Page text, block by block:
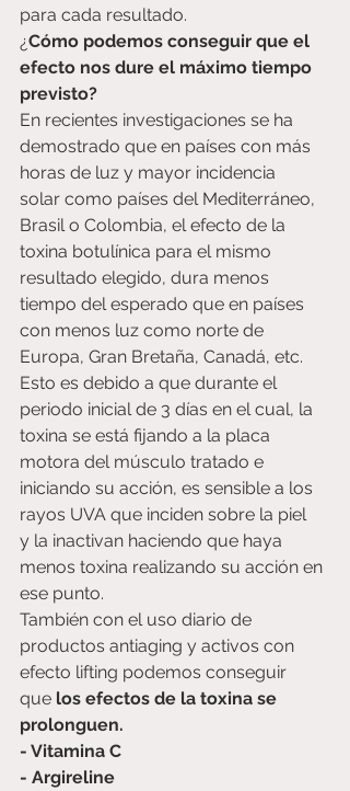
para cada resultado.
¿Cómo podemos conseguir que el
efecto nos dure el máximo tiempo
previsto?
En recientes investigaciones se ha
demostrado que en países con más
horas de luz y mayor incidencia
solar como países del Mediterráneo,
Brasil o Colombia, el efecto de la
toxina botulínica para el mismo
resultado elegido, dura menos
tiempo del esperado que en países
con menos luz como norte de
Europa, Gran Bretaña, Canadá, etc.
Esto es debido a que durante el
periodo inicial de 3 días en el cual, la
toxina se está fijando a la placa
motora del músculo tratado e
iniciando su acción, es sensible a los
rayos UVA que inciden sobre la piel
y la inactivan haciendo que haya
menos toxina realizando su acción en
ese punto.
También con el uso diario de
productos antiaging y activos con
efecto lifting podemos conseguir
que los efectos de la toxina se
prolonguen.
- Vitamina C
- Argireline